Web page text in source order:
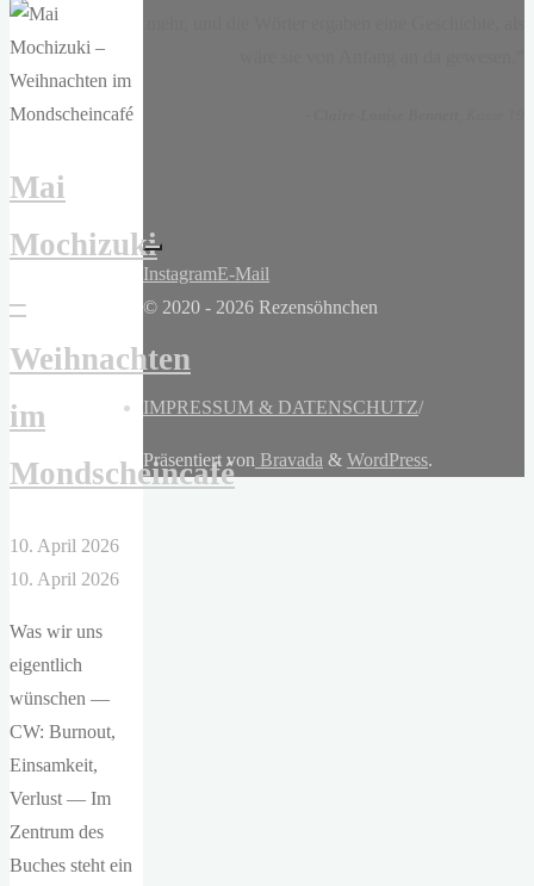
Mai
Mochizuki
–
Weihnachten
im
Mondscheincafé
10. April 2026
10. April 2026
Was wir uns
eigentlich
wünschen —
CW: Burnout,
Einsamkeit,
Verlust — Im
Zentrum des
Buches steht ein
InstagramE-Mail
© 2020 - 2026 Rezensöhnchen
IMPRESSUM & DATENSCHUTZ/
Präsentiert von Bravada & WordPress.